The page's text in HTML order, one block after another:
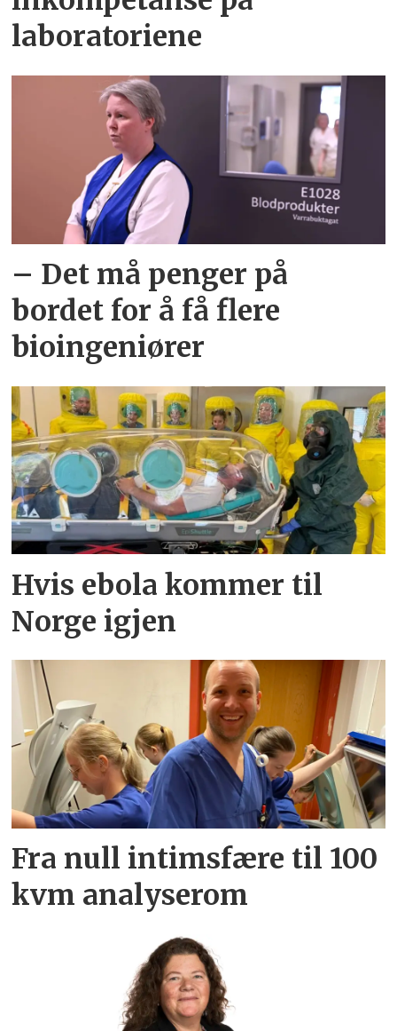
laboratoriene
– Det må penger på
bordet for å få flere
bioingeniører
Hvis ebola kommer til
Norge igjen
Fra null intimsfære til 100
kvm analyserom